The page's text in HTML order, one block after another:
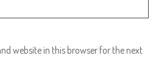
website in this browser for the next